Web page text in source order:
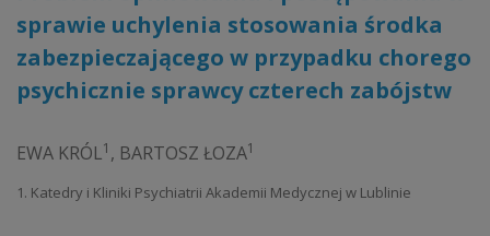
sprawie uchylenia stosowania środka
zabezpieczającego w przypadku chorego
psychicznie sprawcy czterech zabójstw
EWA KRÓL1 , BARTOSZ ŁOZA1
1. Katedry i Kliniki Psychiatrii Akademii Medycznej w Lublinie